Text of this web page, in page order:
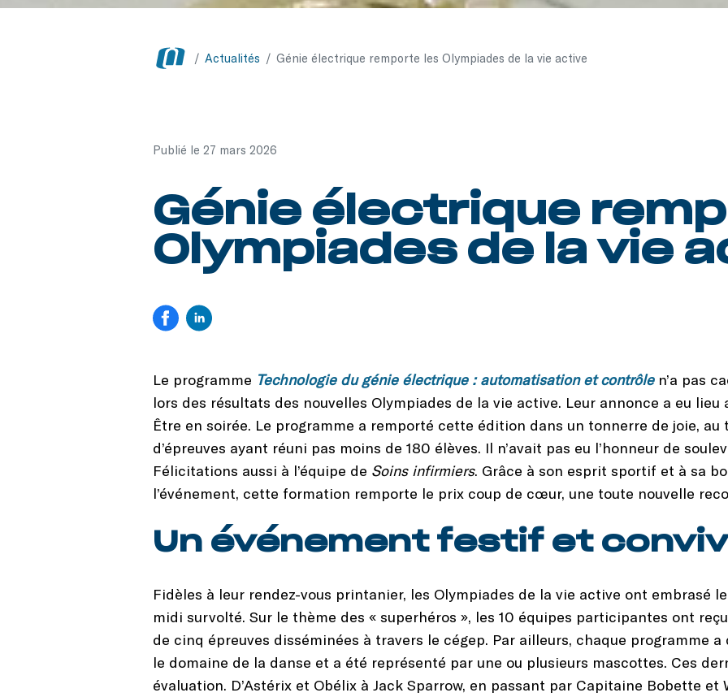
/ Actualités / Génie électrique remporte les Olympiades de la vie active
Publié le 27 mars 2026
Génie électrique
Olympiades de la vie
Le programme Technologie du génie électrique : automatisation et contrôlen’a pas
lors des résultats des nouvelles Olympiades de la vie active. Leur annonce a eu
Être en soirée. Le programme a remporté cette édition dans un tonnerre de joie, au
d’épreuves ayant réuni pas moins de 180 élèves. Il n’avait pas eu l’honneur de
Félicitations aussi à l’équipe de Soins infirmiers. Grâce à son esprit sportif et à sa
l’événement, cette formation remporte le prix coup de cœur, une toute nouvelle
Un événement festif et
Fidèles à leur rendez-vous printanier, les Olympiades de la vie active ont embrasé
midi survolté. Sur le thème des « superhéros », les 10 équipes participantes ont
de cinq épreuves disséminées à travers le cégep. Par ailleurs, chaque programme
le domaine de la danse et a été représenté par une ou plusieurs mascottes. Ces
évaluation. D’Astérix et Obélix à Jack Sparrow, en passant par Capitaine Bobette et